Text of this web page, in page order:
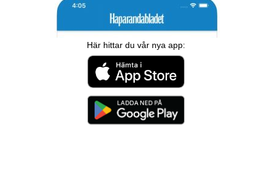
Här hittar du vår nya app: